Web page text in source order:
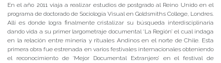
En el año 2011 viaja a realizar estudios de postgrado al Reino Unido en el
programa de doctorado de Sociología Visual en Goldsmiths College, Londres.
Allí es donde logra finalmente cristalizar su búsqueda interdisciplinaria
dando vida a su primer largometraje documental ‘La Región’ el cual indaga
en la relación entre minería y rituales Andinos en el norte de Chile. Esta
primera obra fue estrenada en varios festivales internacionales obteniendo
el reconocimiento de ‘Mejor Documental Extranjero’ en el festival de